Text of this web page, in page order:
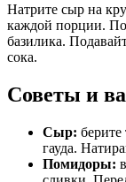
Натрите сыр на
каждой порции.
базилика.
сока.
Советы и
Сыр:
гауда.
Помидоры: